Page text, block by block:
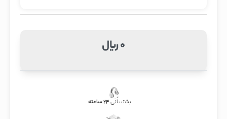
0 ریال
پشتیبانی24 ساعته